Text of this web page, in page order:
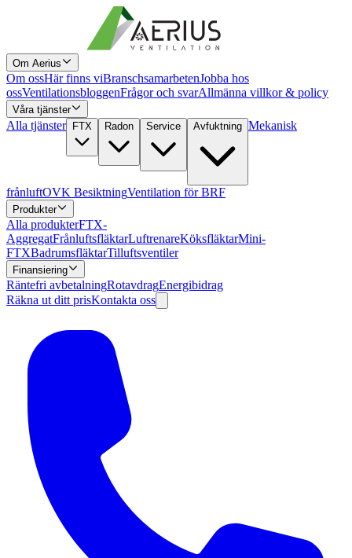
Om Aerius
Om ossHär finns viBranschsamarbetenJobba hos
ossVentilationsbloggenFrågor och svarAllmänna villkor & policy
Våra tjänster
Alla tjänster FTX Radon Service Avfuktning Mekanisk
frånluftOVK BesiktningVentilation för BRF
Produkter
Alla produkterFTX-
AggregatFrånluftsfläktarLuftrenareKöksfläktarMini-
FTXBadrumsfläktarTilluftsventiler
Finansiering
Räntefri avbetalningRotavdragEnergibidrag
Räkna ut ditt prisKontakta oss